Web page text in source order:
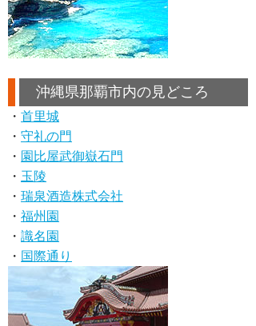
沖縄県那覇市内の見どころ
・ 首里城
・ 守礼の門
・ 園比屋武御嶽石門
・ 玉陵
・ 瑞泉酒造株式会社
・ 福州園
・ 識名園
・ 国際通り